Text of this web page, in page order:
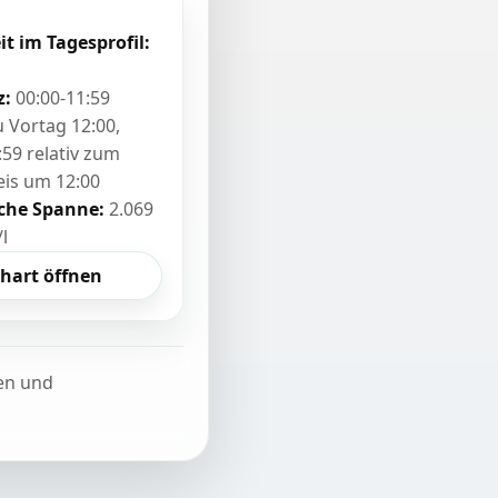
im Tagesprofil:
00:00-11:59
Vortag 12:00,
relativ zum
um 12:00
Spanne: 2.069
öffnen
und